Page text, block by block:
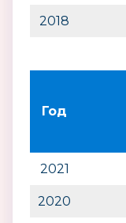
2018
Год
2021
2020